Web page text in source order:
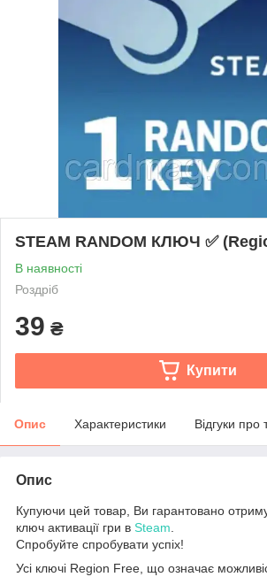
STEAM RANDOM КЛЮЧ ✅
В наявності
Роздріб
39 ₴
Купити
Опис Характеристики Відгуки про
Опис
Купуючи цей товар, Ви гарантовано
ключ активації гри в Steam
Спробуйте спробувати успіх!
Усі ключі Region Free, що означає